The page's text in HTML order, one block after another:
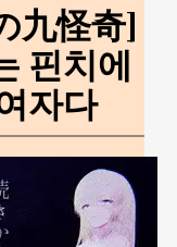
九怪奇]
핀치에
자다